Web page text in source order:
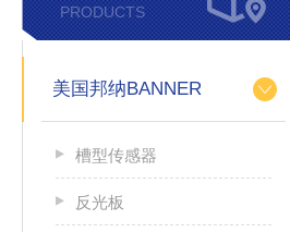
PRODUCTS
美国邦纳BANNER
槽型传感器
反光板